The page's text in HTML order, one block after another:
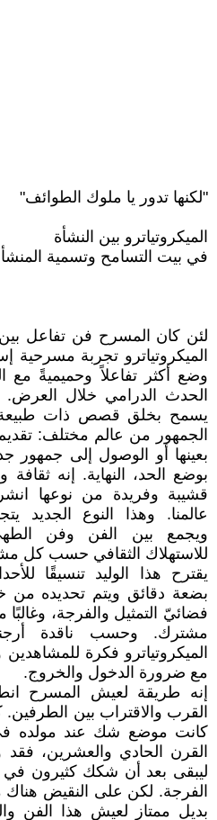
"لكنها تدور يا ملوك الطوائف"
الميكروتياترو بين النشأة
في بيت التسامح وتسمية المنشأ
لئن كان المسرح فن تفاعل بين
الميكروتياترو تجربة مسرحية
وضع أكثر تفاعلاً وحميميةً
الحدث الدرامي خلال
يسمح بخلق قصص ذات طبيعة
الجمهور من عالم مختلف:
بعينها أو الوصول إلى جمهور
بوضع الحد، النهاية. إنه
قشيبة وفريدة من نوعها
عالمنا. وهذا النوع الجديد
ويجمع بين الفن وفن
للاستهلاك الثقافي حسب كل
يقترح هذا الوليد تنسيقًا
بضعة دقائق ويتم تحديده من
فضائيّ التمثيل والفرجة،
مشترك. وحسب ناقدة
الميكروتياترو فكرة للمشاهدين
مع ضرورة الدخول والخروج.
إنه طريقة لعيش المسرح
القرب والاقتراب بين
كانت موضع شك عند مولده في
القرن الحادي والعشرين،
ليبقى بعد أن شكك كثيرون
الفرجة. لكن على النقيض
بديل ممتاز لعيش هذا الفن